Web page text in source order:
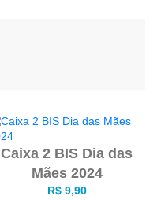
Caixa 2 BIS Dia das
Mães 2024
R$9,90